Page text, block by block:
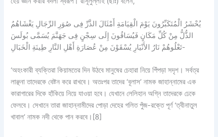
يُحْشَرُ الْمُتَكَبِّرُونَ يَوْمَ الْقِيَامَةِ أَمْثَالَ الذَّرِّ فِى صُوَرِ الرِّجَالِ يَغْشَاهُمُ
الذُّلُّ مِنْ كُلِّ مَكَانٍ فَيُسَاقُونَ إِلَى سِجْنٍ فِى جَهَنَّمَ يُسَمَّى بُولَسَ
تَعْلُوهُمْ نَارُ الأَنْيَارِ يُسْقَوْنَ مِنْ عُصَارَةِ أَهْلِ النَّارِ طِينَةِ الْخَبَالِ-
‘অহংকারী ব্যক্তিরা কিয়ামতের দিন উঠবে মানুষের চেহারা নিয়ে পিঁপড়া সদৃশ। সর্বত্র
লাঞ্ছনা তাদেরকে বেষ্টন করে রাখবে। অতঃপর তাদের ‘বূলাস’ নামক জাহান্নামের এক
কারাগারের দিকে হাঁকিয়ে নিয়ে যাওয়া হবে। যেখানে লেলিহান অগ্নি তাদেরকে ঢেকে
ফেলবে। সেখানে তারা জাহান্নামীদের পোড়া দেহের গলিত পুঁজ-রক্তে পূর্ণ ‘ত্বীনাতুল
খাবাল’ নামক নদী থেকে পান করবে।[8]